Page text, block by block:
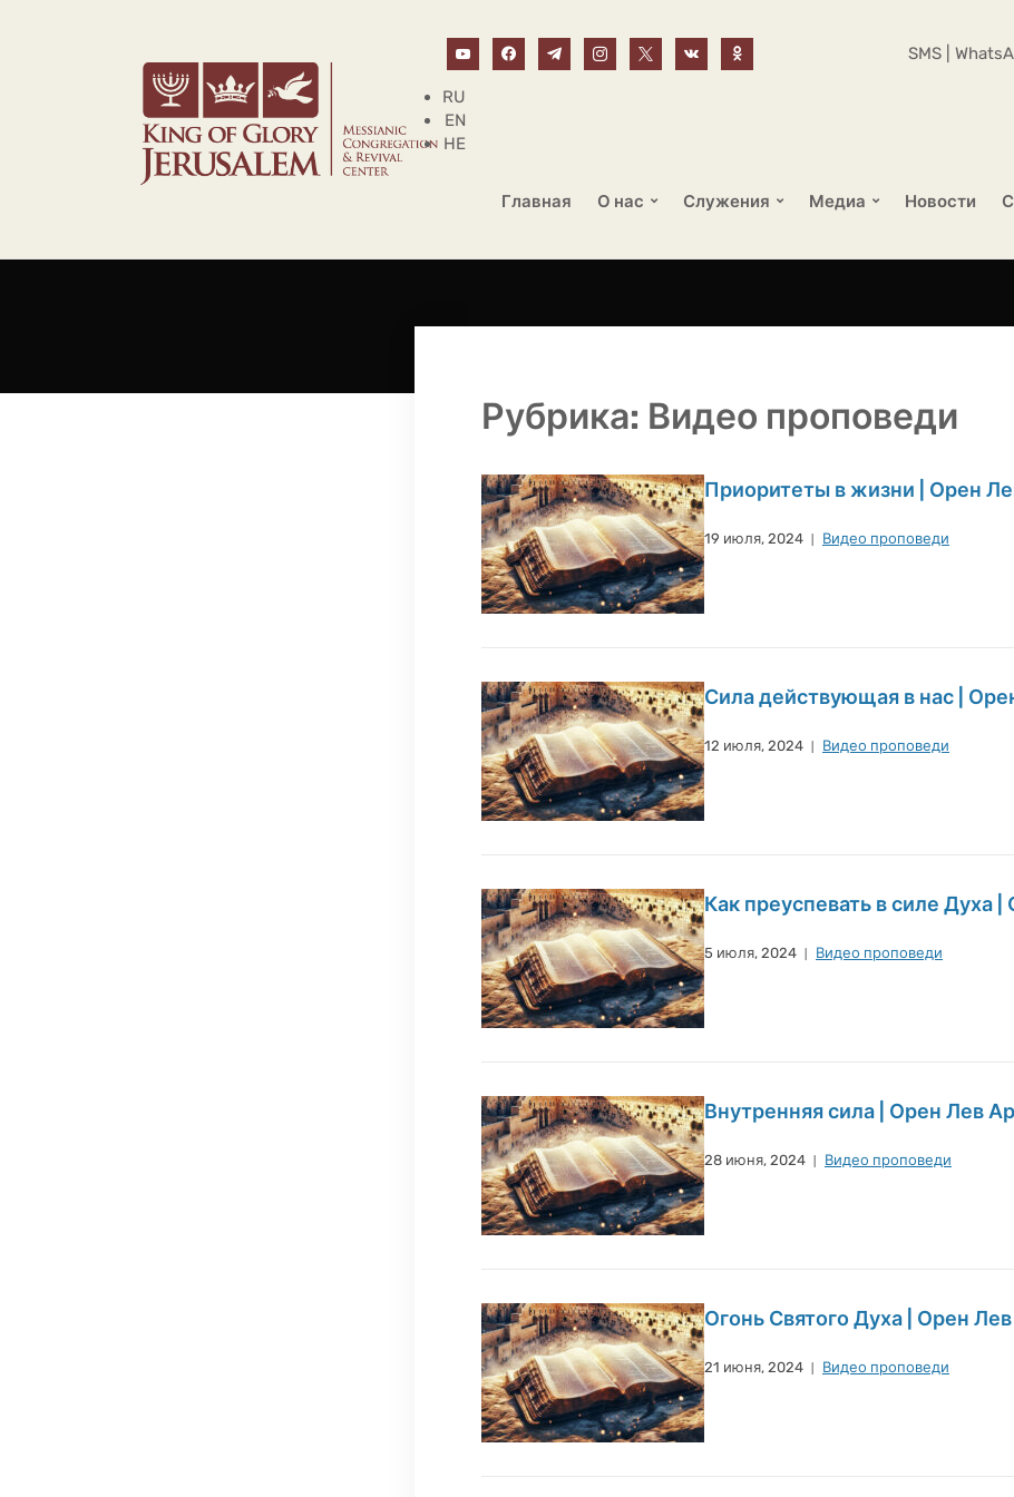
SMS |
RU
EN
HE
Главная О нас Служения Медиа Новости
Рубрика: Видео проповеди
Приоритеты в жизни | Орен
19 июля, 2024 Видео проповеди
Сила действующая в нас |
12 июля, 2024 Видео проповеди
Как преуспевать в силе Духа
5 июля, 2024 Видео проповеди
Внутренняя сила | Орен Лев
28 июня, 2024 Видео проповеди
Огонь Святого Духа | Орен
21 июня, 2024 Видео проповеди